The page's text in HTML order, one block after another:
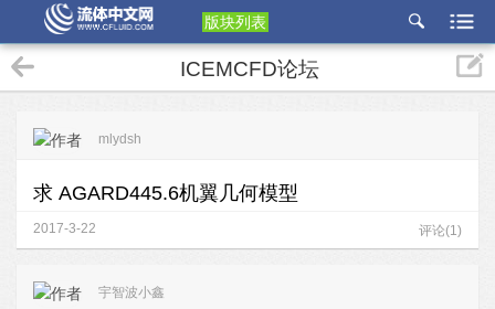
版块列表
etu
p
ICEMCFD论坛
mlydsh
求 AGARD445.6机翼几何模型
2017-3-22 评论(1)
宇智波小鑫